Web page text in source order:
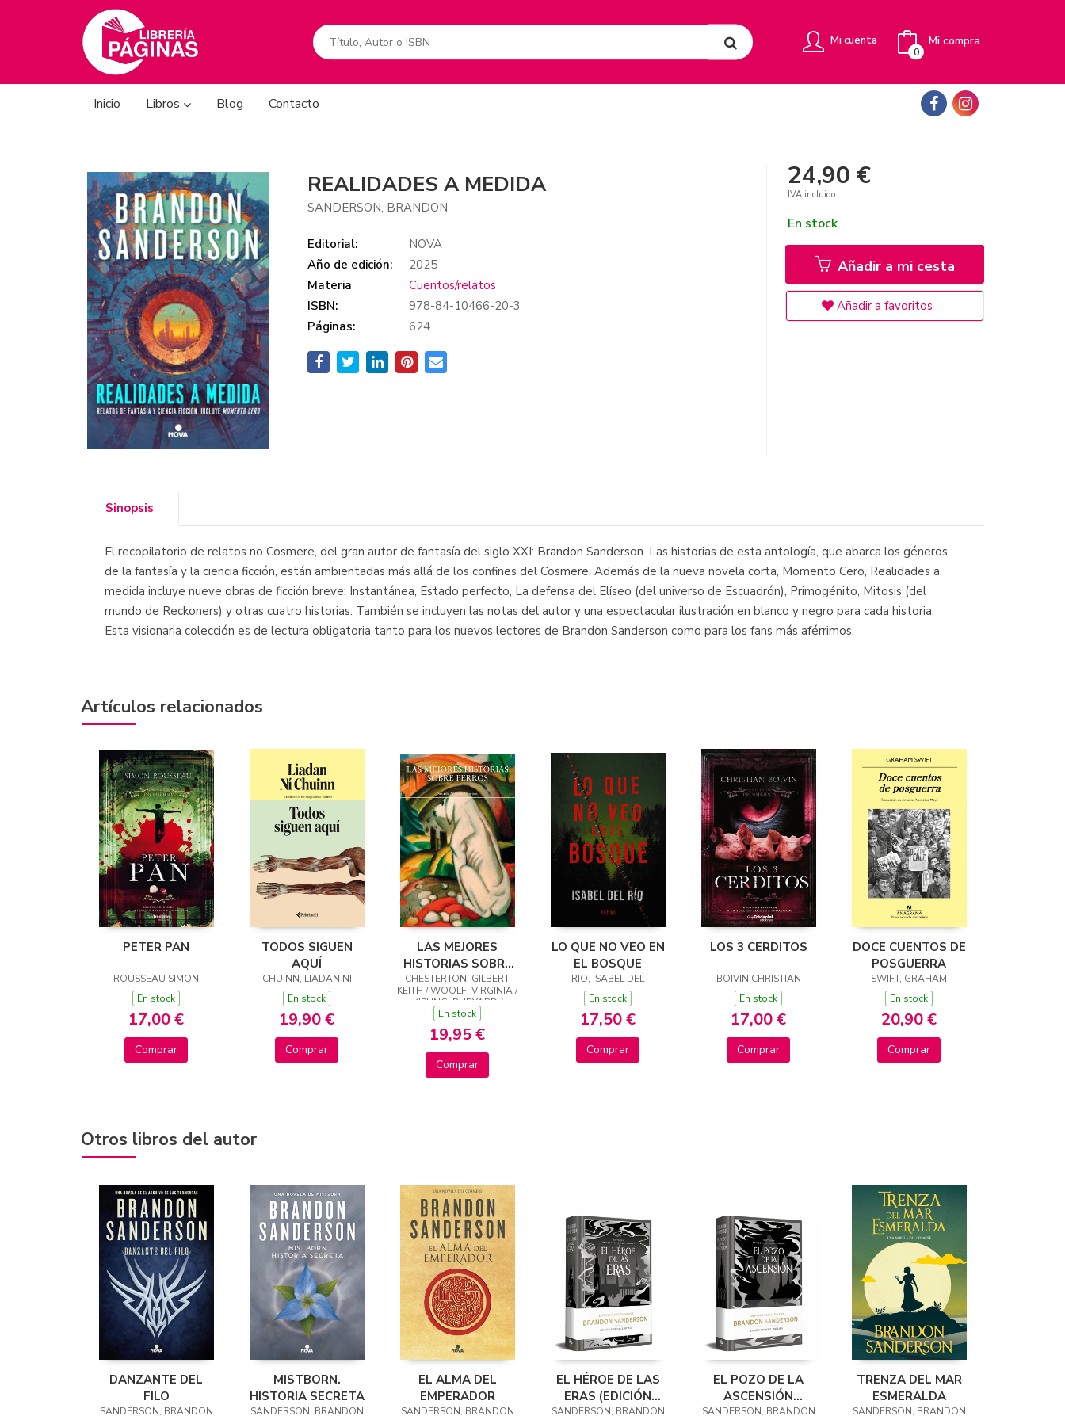
Mi cuenta Mi compra
0
Inicio Libros Blog Contacto
REALIDADES A MEDIDA
SANDERSON, BRANDON
Editorial:
NOVA
Año de edición:
2025
Materia
Cuentos/relatos
ISBN:
978-84-10466-20-3
Páginas:
624
24,90 €
IVA incluido
En stock
Añadir a mi cesta
Añadir a favoritos
Sinopsis
El recopilatorio de relatos no Cosmere, del gran autor de fantasía del siglo XXI: Brandon Sanderson. Las historias de esta antología, que abarca los géneros
de la fantasía y la ciencia ficción, están ambientadas más allá de los confines del Cosmere. Además de la nueva novela corta, Momento Cero, Realidades a
medida incluye nueve obras de ficción breve: Instantánea, Estado perfecto, La defensa del Elíseo (del universo de Escuadrón), Primogénito, Mitosis (del
mundo de Reckoners) y otras cuatro historias. También se incluyen las notas del autor y una espectacular ilustración en blanco y negro para cada historia.
Esta visionaria colección es de lectura obligatoria tanto para los nuevos lectores de Brandon Sanderson como para los fans más aférrimos.
Artículos relacionados
PETER PAN
ROUSSEAU SIMON
En stock
17,00 €
Comprar
TODOS SIGUEN
AQUÍ
CHUINN, LIADAN NI
En stock
19,90 €
Comprar
LAS MEJORES
HISTORIAS SOBRE
PERROS
CHESTERTON, GILBERT
KEITH / WOOLF, VIRGINIA /
KIPLING, RUDYARD /
LONDON, JACK
En stock
19,95 €
Comprar
LO QUE NO VEO EN
EL BOSQUE
RIO, ISABEL DEL
En stock
17,50 €
Comprar
LOS 3 CERDITOS
BOIVIN CHRISTIAN
En stock
17,00 €
Comprar
DOCE CUENTOS DE
POSGUERRA
SWIFT, GRAHAM
En stock
20,90 €
Comprar
Otros libros del autor
DANZANTE DEL
FILO
SANDERSON, BRANDON
MISTBORN.
HISTORIA SECRETA
SANDERSON, BRANDON
EL ALMA DEL
EMPERADOR
SANDERSON, BRANDON
EL HÉROE DE LAS
ERAS (EDICIÓN
LIMITADA)
SANDERSON, BRANDON
EL POZO DE LA
ASCENSIÓN
(EDICIÓN LIMITADA)
SANDERSON, BRANDON
TRENZA DEL MAR
ESMERALDA
SANDERSON, BRANDON